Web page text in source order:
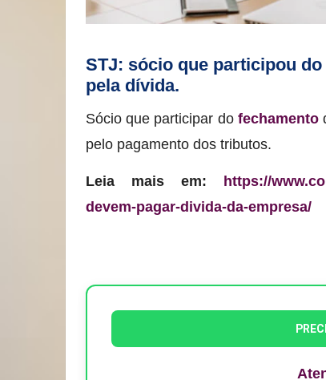
STJ: sócio que participou
pela dívida.
Sócio que participar do fechamento
pelo pagamento dos tributos.
Leia mais em:
https://
devem-pagar-divida-da-empresa/